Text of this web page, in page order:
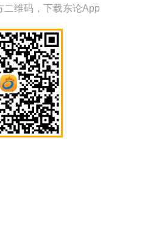
二维码，下载东论App